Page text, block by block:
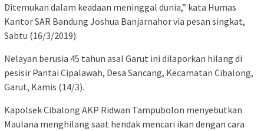
Ditemukan dalam keadaan meninggal dunia,” kata Humas
Kantor SAR Bandung Joshua Banjarnahor via pesan singkat,
Sabtu (16/3/2019).
Nelayan berusia 45 tahun asal Garut ini dilaporkan hilang di
pesisir Pantai Cipalawah, Desa Sancang, Kecamatan Cibalong,
Garut, Kamis (14/3).
Kapolsek Cibalong AKP Ridwan Tampubolon menyebutkan
Maulana menghilang saat hendak mencari ikan dengan cara